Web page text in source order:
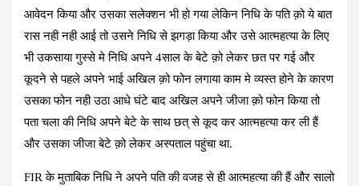
आवेदन किया और उसका सलेक्शन भी हो गया लेकिन निधि के पति क़ो ये बात
रास नही नही आई तो उसने निधि से झगड़ा किया और उसे आत्महत्या के लिए
भी उकसाया गुस्से मे निधि अपने 4साल के बेटे क़ो लेकर छत पर गई और
कूदने से पहले अपने भाई अखिल क़ो फोन लगाया काम मे व्यस्त होने के कारण
उसका फोन नही उठा आधे घंटे बाद अखिल अपने जीजा क़ो फोन किया तो
पता चला की निधि अपने बेटे के साथ छत् से कूद कर आत्महत्या कर ली हैं
और उसका जीजा बेटे क़ो लेकर अस्पताल पहुंचा था.
FIR के मुताबिक निधि ने अपने पति की वजह से ही आत्महत्या की हैं और सालो